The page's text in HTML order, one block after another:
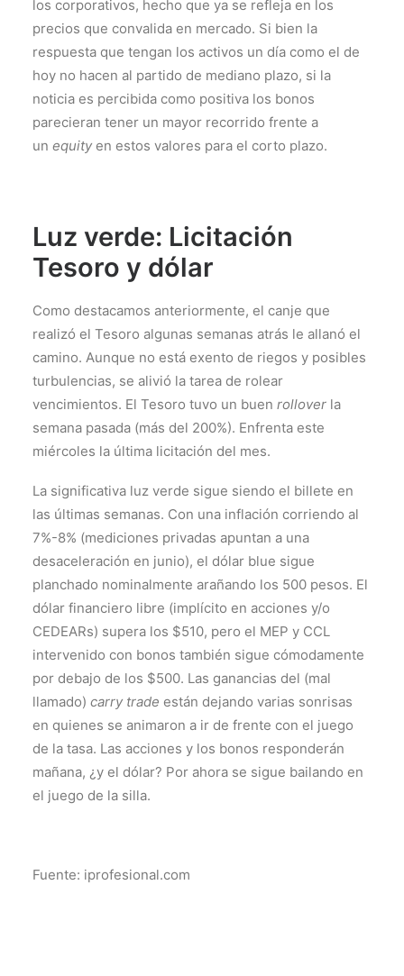
los corporativos, hecho que ya se refleja en los
precios que convalida en mercado. Si bien la
respuesta que tengan los activos un día como el de
hoy no hacen al partido de mediano plazo, si la
noticia es percibida como positiva los bonos
parecieran tener un mayor recorrido frente a
un equity en estos valores para el corto plazo.
Luz verde: Licitación
Tesoro y dólar
Como destacamos anteriormente, el canje que
realizó el Tesoro algunas semanas atrás le allanó el
camino. Aunque no está exento de riegos y posibles
turbulencias, se alivió la tarea de rolear
vencimientos. El Tesoro tuvo un buen rollover la
semana pasada (más del 200%). Enfrenta este
miércoles la última licitación del mes.
La significativa luz verde sigue siendo el billete en
las últimas semanas. Con una inflación corriendo al
7%-8% (mediciones privadas apuntan a una
desaceleración en junio), el dólar blue sigue
planchado nominalmente arañando los 500 pesos. El
dólar financiero libre (implícito en acciones y/o
CEDEARs) supera los $510, pero el MEP y CCL
intervenido con bonos también sigue cómodamente
por debajo de los $500. Las ganancias del (mal
llamado) carry trade están dejando varias sonrisas
en quienes se animaron a ir de frente con el juego
de la tasa. Las acciones y los bonos responderán
mañana, ¿y el dólar? Por ahora se sigue bailando en
el juego de la silla.
Fuente: iprofesional.com